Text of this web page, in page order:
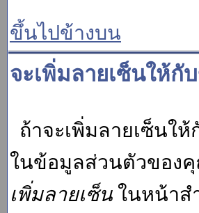
ขึ้นไปข้างบน
จะเพิ่มลายเซ็นให้กั
ถ้าจะเพิ่มลายเซ็นใ
ในข้อมูลส่วนตัวของ
เพิ่มลายเซ็น ในหน้าส